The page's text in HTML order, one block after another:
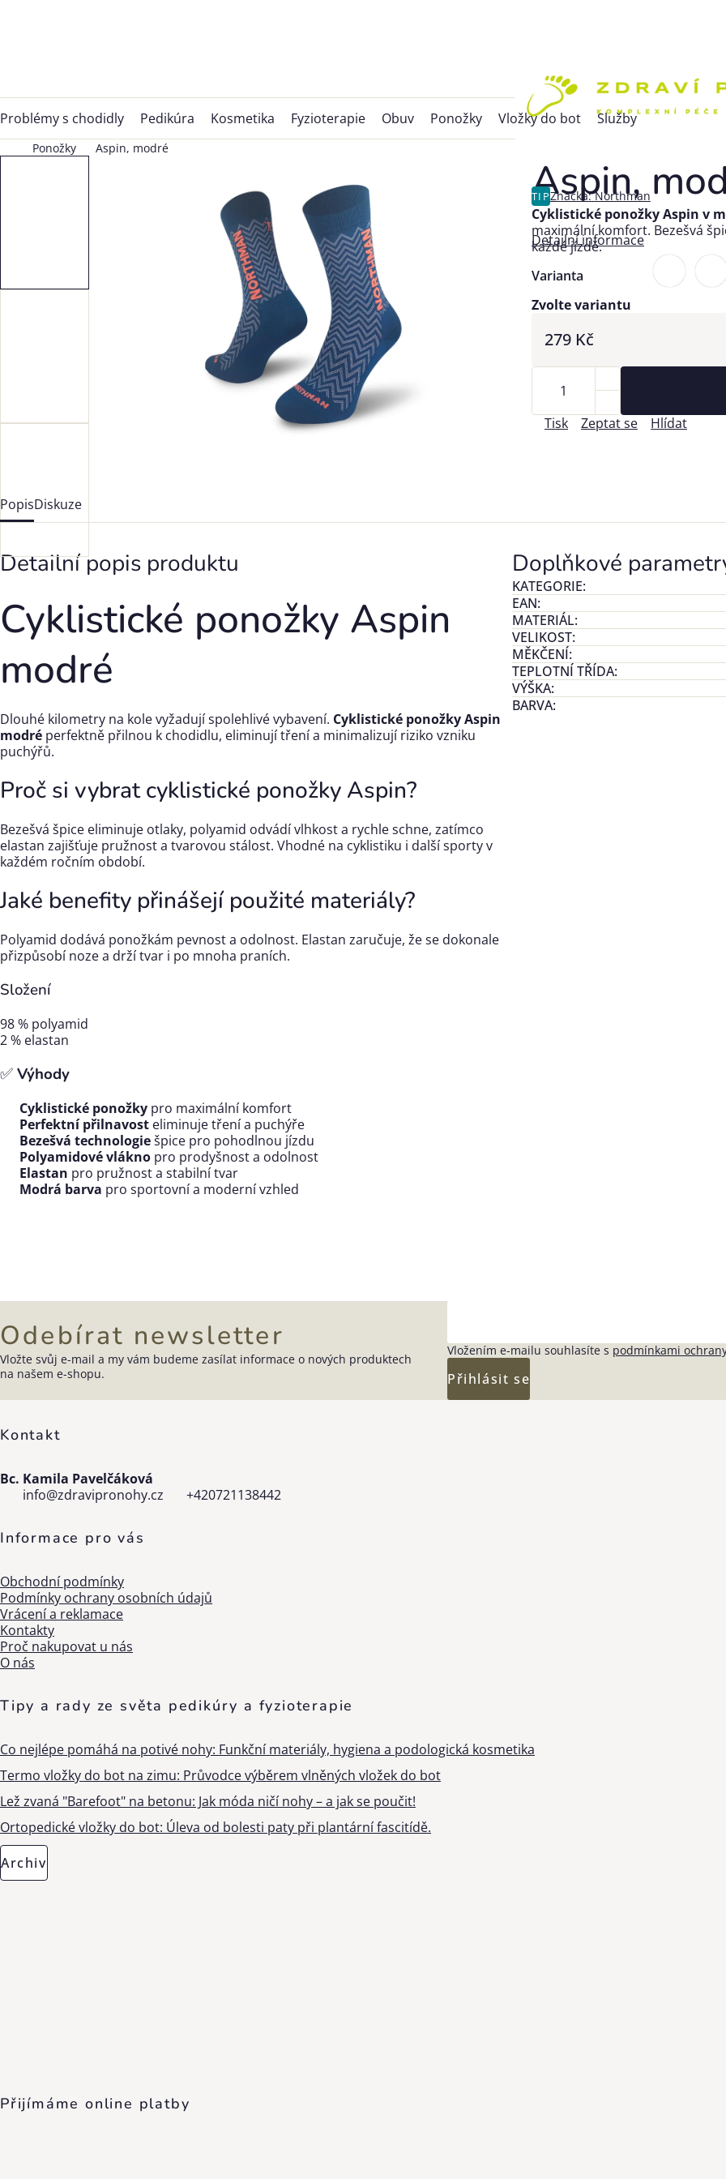
Problémy s chodidly Pedikúra Kosmetika Fyzioterapie Obuv Ponožky Vložky do bot Služby
Ponožky Aspin, modré
Aspin,
TIPZnačka:Northman
279 Kč
Zvolte variantu
Varianta
Cyklistické ponožky Aspin v
maximální komfort. Bezešvá
každé jízdě.
Detailní informace
Tisk Zeptat se Hlídat
PopisDiskuze
Detailní popis produktu
Cyklistické ponožky Aspin
modré
Dlouhé kilometry na kole vyžadují spolehlivé vybavení. Cyklistické ponožky Aspin
modré perfektně přilnou k chodidlu, eliminují tření a minimalizují riziko vzniku
puchýřů.
Proč si vybrat cyklistické ponožky Aspin?
Bezešvá špice eliminuje otlaky, polyamid odvádí vlhkost a rychle schne, zatímco
elastan zajišťuje pružnost a tvarovou stálost. Vhodné na cyklistiku i další sporty v
každém ročním období.
Jaké benefity přinášejí použité materiály?
Polyamid dodává ponožkám pevnost a odolnost. Elastan zaručuje, že se dokonale
přizpůsobí noze a drží tvar i po mnoha praních.
Složení
98 % polyamid
2 % elastan
✅Výhody
Cyklistické ponožky pro maximální komfort
Perfektní přilnavost eliminuje tření a puchýře
Bezešvá technologiešpice pro pohodlnou jízdu
Polyamidové vlákno pro prodyšnost a odolnost
Elastan pro pružnost a stabilní tvar
Modrá barva pro sportovní a moderní vzhled
Doplňkové
KATEGORIE:
EAN:
MATERIÁL:
VELIKOST:
MĚKČENÍ:
TEPLOTNÍ TŘÍDA:
VÝŠKA:
BARVA:
Zápatí
Kontakt
Bc. Kamila Pavelčáková
info@zdravipronohy.cz +420721138442
Informace pro vás
Obchodní podmínky
Podmínky ochrany osobních údajů
Vrácení a reklamace
Kontakty
Proč nakupovat u nás
O nás
Tipy a rady ze světa pedikúry a fyzioterapie
Co nejlépe pomáhá na potivé nohy: Funkční materiály, hygiena a podologická kosmetika
Termo vložky do bot na zimu: Průvodce výběrem vlněných vložek do bot
Lež zvaná "Barefoot" na betonu: Jak móda ničí nohy – a jak se poučit!
Ortopedické vložky do bot: Úleva od bolesti paty při plantární fascitídě.
Archiv
Přijímáme online platby
Odebírat newsletter
Vložte svůj e-mail a my vám budeme zasílat informace o nových produktech
na našem e-shopu.
Vložením e-mailu souhlasíte s podmínkami
Přihlásit se